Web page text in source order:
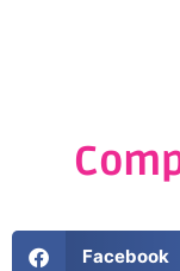
Facebook